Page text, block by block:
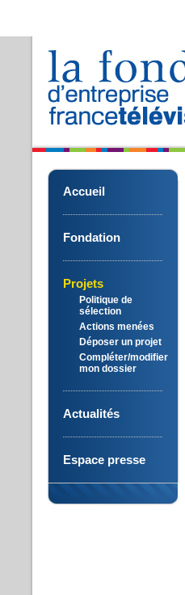
Accueil
Fondation
Projets
Politique de
sélection
Actions menées
Déposer un projet
Compléter/modifier
mon dossier
Actualités
Espace presse